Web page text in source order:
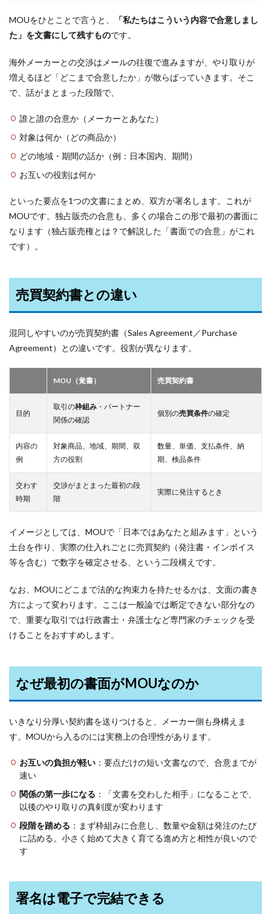
MOUをひとことで言うと、
「私たちはこういう内容で合意しまし
た」を文書にして残すものです。
海外メーカーとの交渉はメールの往復で進みますが、やり取りが
増えるほど「どこまで合意したか」が散らばっていきます。そこ
で、話がまとまった段階で、
誰と誰の合意か（メーカーとあなた）
対象は何か（どの商品か）
どの地域・期間の話か（例：日本国内、期間）
お互いの役割は何か
といった要点を1つの文書にまとめ、双方が署名します。これが
MOUです。独占販売の合意も、多くの場合この形で最初の書面に
なります（独占販売権とは？で解説した「書面での合意」がこれ
です）。
売買契約書との違い
混同しやすいのが売買契約書（Sales Agreement／Purchase
Agreement）との違いです。役割が異なります。
MOU（覚書） 売買契約書
目的
取引の枠組み ・パートナー
関係の確認
個別の売買条件の確定
内容の
例
対象商品、地域、期間、双
方の役割
数量、単価、支払条件、納
期、検品条件
交わす
時期
交渉がまとまった最初の段
階
実際に発注するとき
イメージとしては、MOUで「日本ではあなたと組みます」という
土台を作り、実際の仕入れごとに売買契約（発注書・インボイス
等を含む）で数字を確定させる、という二段構えです。
なお、MOUにどこまで法的な拘束力を持たせるかは、文面の書き
方によって変わります。ここは一般論では断定できない部分なの
で、重要な取引では行政書士・弁護士など専門家のチェックを受
けることをおすすめします。
なぜ最初の書面がMOUなのか
いきなり分厚い契約書を送りつけると、メーカー側も身構えま
す。MOUから入るのには実務上の合理性があります。
お互いの負担が軽い ：要点だけの短い文書なので、合意までが
速い
関係の第一歩になる ：「文書を交わした相手」になることで、
以後のやり取りの真剣度が変わります
段階を踏める ：まず枠組みに合意し、数量や金額は発注のたび
に詰める。小さく始めて大きく育てる進め方と相性が良いので
す
署名は電子で完結できる